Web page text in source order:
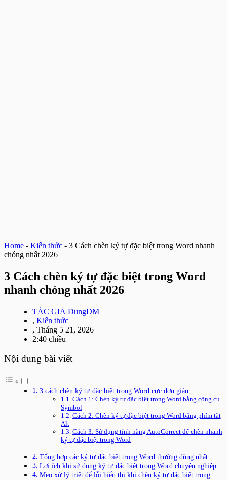
Home - Kiến thức - 3 Cách chèn ký tự đặc biệt trong Word nhanh
chóng nhất 2026
3 Cách chèn ký tự đặc biệt trong Word
nhanh chóng nhất 2026
TÁC GIẢ DungDM
, Kiến thức
, Tháng 5 21, 2026
2:40 chiều
Nội dung bài viết
3 cách chèn ký tự đặc biệt trong Word cực đơn giản
Cách 1: Chèn ký tự đặc biệt trong Word bằng công cụ
Symbol
Cách 2: Chèn ký tự đặc biệt trong Word bằng phím tắt
Alt
Cách 3: Sử dụng tính năng AutoCorrect để chèn nhanh
ký tự đặc biệt trong Word
Tổng hợp các ký tự đặc biệt trong Word thường dùng nhất
Lợi ích khi sử dụng ký tự đặc biệt trong Word chuyên nghiệp
Mẹo xử lý triệt để lỗi hiển thị khi chèn ký tự đặc biệt trong